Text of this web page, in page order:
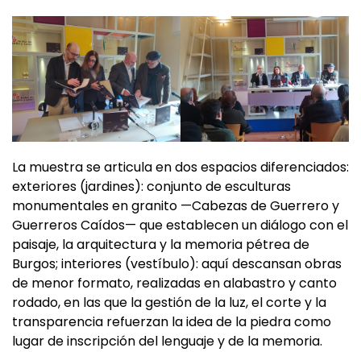
La muestra se articula en dos espacios diferenciados:
exteriores (jardines): conjunto de esculturas
monumentales en granito —Cabezas de Guerrero y
Guerreros Caídos— que establecen un diálogo con el
paisaje, la arquitectura y la memoria pétrea de
Burgos; interiores (vestíbulo): aquí descansan obras
de menor formato, realizadas en alabastro y canto
rodado, en las que la gestión de la luz, el corte y la
transparencia refuerzan la idea de la piedra como
lugar de inscripción del lenguaje y de la memoria.